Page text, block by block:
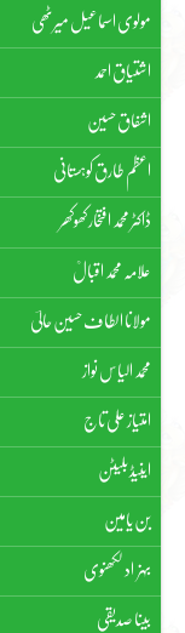
مولوی اسماعیل میرٹھی
اشتیاق احمد
اشفاق حسین
اعظم طارق کوہستانی
ڈاکٹر محمد افتخار کھوکھر
علامہ محمد اقبالؒ
مولانا الطاف حسین حالیؔ
محمد الیاس نواز
امتیاز علی تاج
اینیڈ بلیٹن
بن یامین
بہزاد لکھنوی
بینا صدیقی